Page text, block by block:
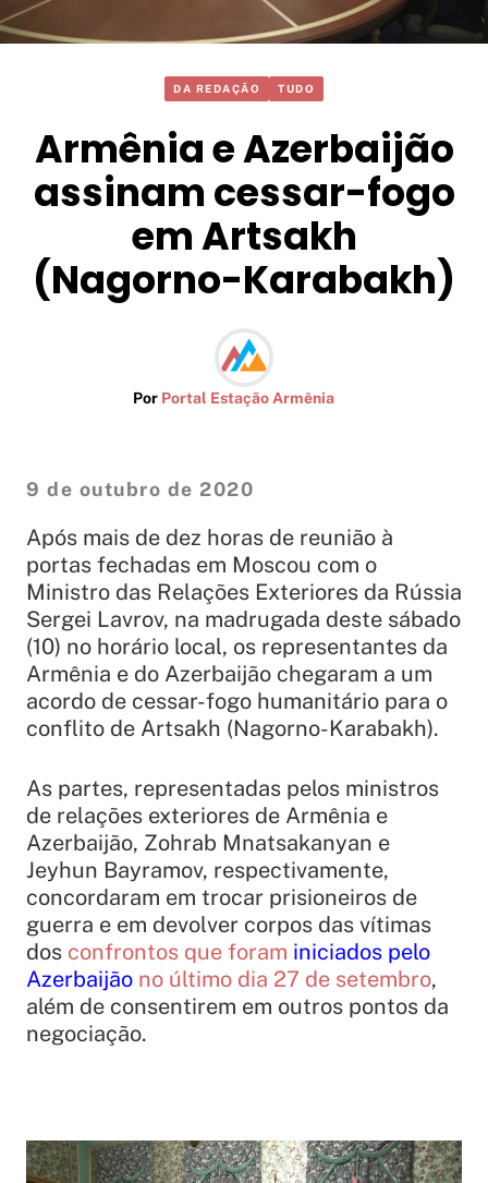
DA REDAÇÃO TUDO
Armênia e Azerbaijão
assinam cessar-fogo
em Artsakh
(Nagorno-Karabakh)
Por Portal Estação Armênia
9 de outubro de 2020
Após mais de dez horas de reunião à
portas fechadas em Moscou com o
Ministro das Relações Exteriores da Rússia
Sergei Lavrov, na madrugada deste sábado
(10) no horário local, os representantes da
Armênia e do Azerbaijão chegaram a um
acordo de cessar-fogo humanitário para o
conflito de Artsakh (Nagorno-Karabakh).
As partes, representadas pelos ministros
de relações exteriores de Armênia e
Azerbaijão, Zohrab Mnatsakanyan e
Jeyhun Bayramov, respectivamente,
concordaram em trocar prisioneiros de
guerra e em devolver corpos das vítimas
dos confrontos que foram iniciados pelo
Azerbaijão no último dia 27 de setembro,
além de consentirem em outros pontos da
negociação.